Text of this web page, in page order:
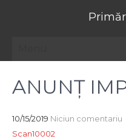
ANUNȚ
10/15/2019 Niciun comentariu
Scan10002